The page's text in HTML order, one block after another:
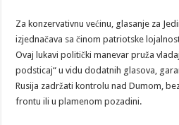
Za konzervativnu većinu, glasanje za
izjednačava sa činom patriotske
Ovaj lukavi politički manevar pruža
podsticaj“ u vidu dodatnih glasova,
Rusija zadržati kontrolu nad Dumom,
frontu ili u plamenom pozadini.